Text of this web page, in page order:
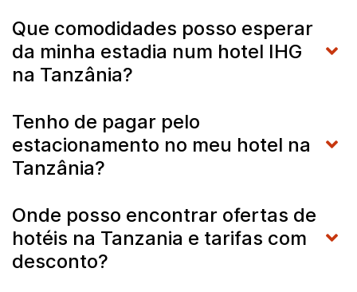
Que comodidades posso esperar
da minha estadia num hotel IHG
na Tanzânia?
Tenho de pagar pelo
estacionamento no meu hotel na
Tanzânia?
Onde posso encontrar ofertas de
hotéis na Tanzania e tarifas com
desconto?